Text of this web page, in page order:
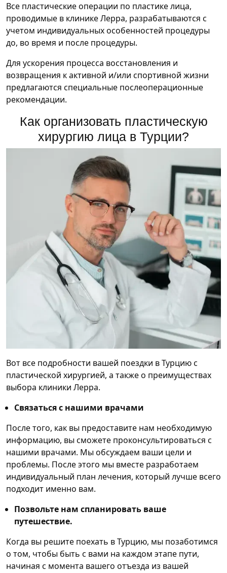
Все пластические операции по пластике лица,
проводимые в клинике Лерра, разрабатываются с
учетом индивидуальных особенностей процедуры
до, во время и после процедуры.
Для ускорения процесса восстановления и
возвращения к активной и/или спортивной жизни
предлагаются специальные послеоперационные
рекомендации.
Как организовать пластическую
хирургию лица в Турции?
Вот все подробности вашей поездки в Турцию с
пластической хирургией, а также о преимуществах
выбора клиники Лерра.
Связаться с нашими врачами
После того, как вы предоставите нам необходимую
информацию, вы сможете проконсультироваться с
нашими врачами. Мы обсуждаем ваши цели и
проблемы. После этого мы вместе разработаем
индивидуальный план лечения, который лучше всего
подходит именно вам.
Позвольте нам спланировать ваше
путешествие.
Когда вы решите поехать в Турцию, мы позаботимся
о том, чтобы быть с вами на каждом этапе пути,
начиная с момента вашего отъезда из вашей